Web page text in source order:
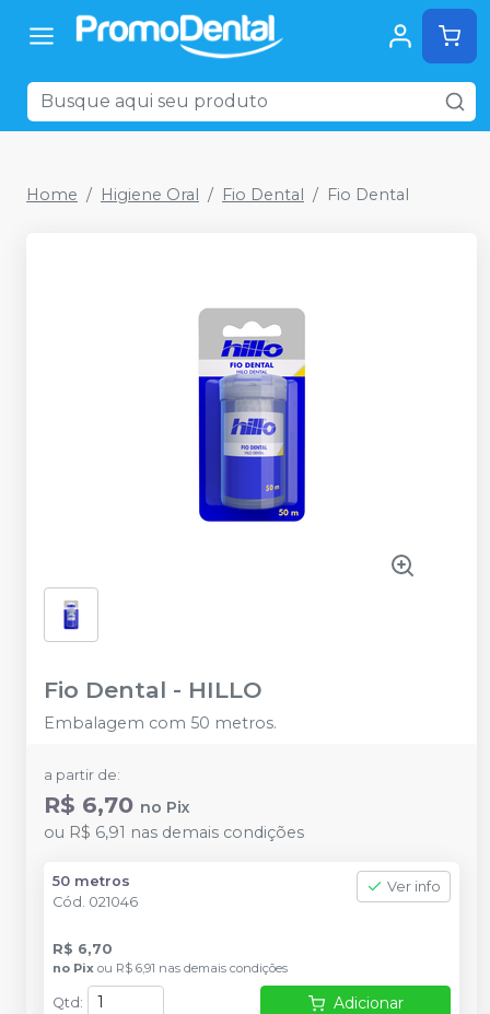
Home Higiene Oral Fio Dental Fio Dental
Fio Dental - HILLO
Embalagem com 50 metros.
a partir de:
R$ 6,70 no Pix
ou R$ 6,91 nas demais condições
50 metros
Cód. 021046
Ver info
R$ 6,70
no Pix ou R$ 6,91 nas demais condições
Qtd : Adicionar